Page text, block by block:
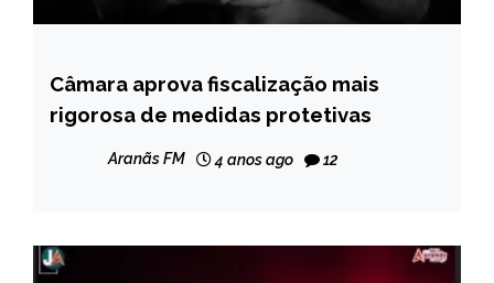
BRASIL
NOTÍCIAS
Câmara aprova fiscalização mais
rigorosa de medidas protetivas
Aranãs FM 4 anos ago 12